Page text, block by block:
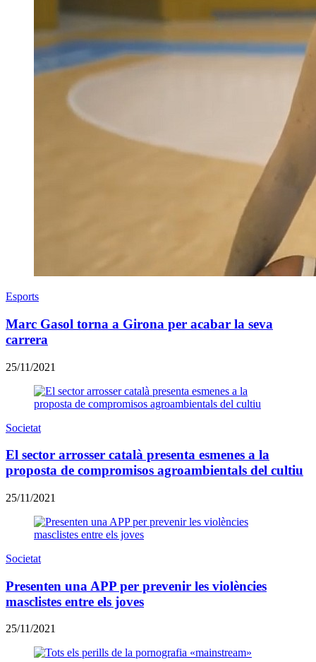
Esports
Marc Gasol torna a Girona per acabar la seva
carrera
25/11/2021
Societat
El sector arrosser català presenta esmenes a la
proposta de compromisos agroambientals del cultiu
25/11/2021
Societat
Presenten una APP per prevenir les violències
masclistes entre els joves
25/11/2021